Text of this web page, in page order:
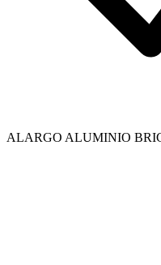
ALARGO ALUMINIO